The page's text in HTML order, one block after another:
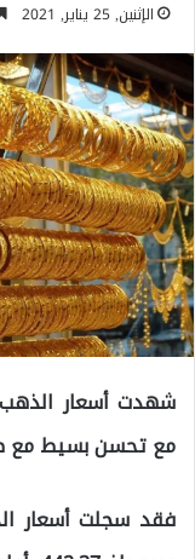
الإثنين, 25 يناير, 2021
شهدت أسعار الذهب
مع تحسن بسيط مع صباح